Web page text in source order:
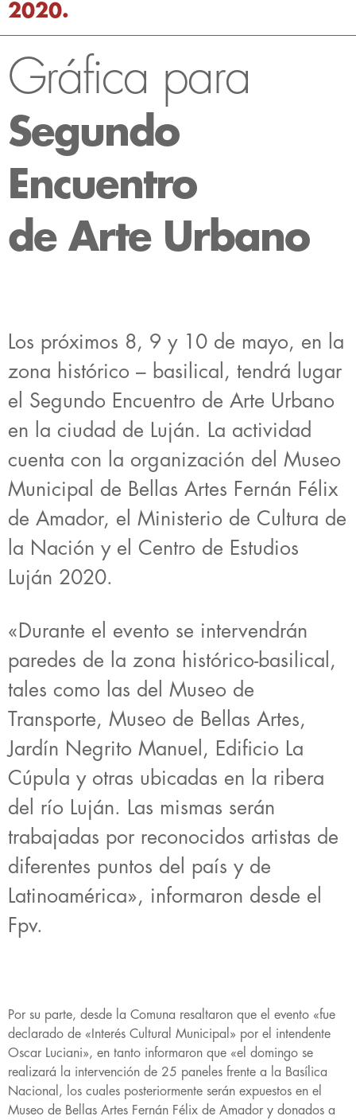
2020.
Gráfica para
Segundo
Encuentro
de Arte Urbano
Los próximos 8, 9 y 10 de mayo, en la
zona histórico – basilical, tendrá lugar
el Segundo Encuentro de Arte Urbano
en la ciudad de Luján. La actividad
cuenta con la organización del Museo
Municipal de Bellas Artes Fernán Félix
de Amador, el Ministerio de Cultura de
la Nación y el Centro de Estudios
Luján 2020.
«Durante el evento se intervendrán
paredes de la zona histórico-basilical,
tales como las del Museo de
Transporte, Museo de Bellas Artes,
Jardín Negrito Manuel, Edificio La
Cúpula y otras ubicadas en la ribera
del río Luján. Las mismas serán
trabajadas por reconocidos artistas de
diferentes puntos del país y de
Latinoamérica», informaron desde el
Fpv.
Por su parte, desde la Comuna resaltaron que el evento «fue
declarado de «Interés Cultural Municipal» por el intendente
Oscar Luciani», en tanto informaron que «el domingo se
realizará la intervención de 25 paneles frente a la Basílica
Nacional, los cuales posteriormente serán expuestos en el
Museo de Bellas Artes Fernán Félix de Amador y donados a